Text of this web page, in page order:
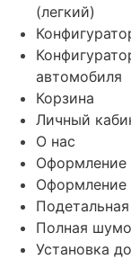
(легкий)
автомобиля
Корзина
Личный
О нас
Оформление
Оформление
Полная
Установка